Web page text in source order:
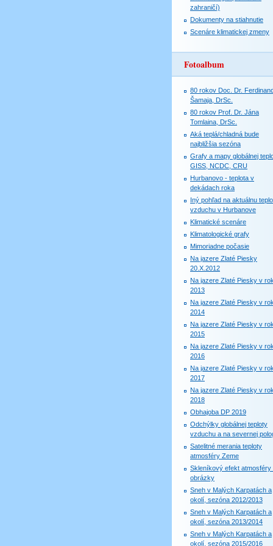
zahraničí)
Dokumenty na stiahnutie
Scenáre klimatickej zmeny
Fotoalbum
80 rokov Doc. Dr.
Šamaja, DrSc.
80 rokov Prof. Dr. Jána
Tomlaina, DrSc.
Aká teplá/chladná bude
najbližšia sezóna
Grafy a mapy globálnej
GISS, NCDC, CRU
Hurbanovo - teplota v
dekádach roka
Iný pohľad na aktuálnu
vzduchu v Hurbanove
Klimatické scenáre
Klimatologické grafy
Mimoriadne počasie
Na jazere Zlaté Piesky
20.X.2012
Na jazere Zlaté Piesky v
2013
Na jazere Zlaté Piesky v
2014
Na jazere Zlaté Piesky v
2015
Na jazere Zlaté Piesky v
2016
Na jazere Zlaté Piesky v
2017
Na jazere Zlaté Piesky v
2018
Obhajoba DP 2019
Odchýlky globálnej teploty
vzduchu a na severnej
Satelitné merania teploty
atmosféry Zeme
Skleníkový efekt atmosféry
obrázky
Sneh v Malých Karpatách a
okolí, sezóna 2012/2013
Sneh v Malých Karpatách a
okolí, sezóna 2013/2014
Sneh v Malých Karpatách a
okolí, sezóna 2015/2016